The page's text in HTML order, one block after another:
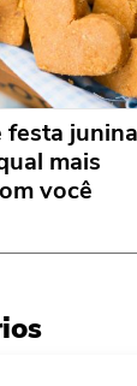
festa
mais
você